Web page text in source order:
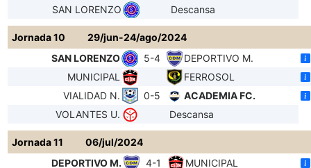
SAN LORENZO Descansa
Jornada 10
29/jun-24/ago/2024
SAN LORENZO
5-4
DEPORTIVO M.
MUNICIPAL
FERROSOL
VIALIDAD N.
0-5
ACADEMIA FC.
VOLANTES U.
Descansa
Jornada 11
06/jul/2024
DEPORTIVO M.
4-1
MUNICIPAL